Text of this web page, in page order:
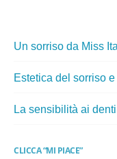
Un sorriso da Miss
Estetica del sorriso
La sensibilità ai denti
CLICCA “MI PIACE”